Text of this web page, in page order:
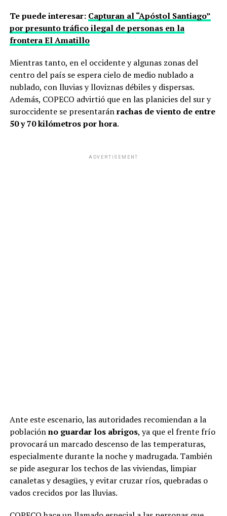
Te puede interesar: Capturan al “Apóstol Santiago”
por presunto tráfico ilegal de personas en la
frontera El Amatillo
Mientras tanto, en el occidente y algunas zonas del
centro del país se espera cielo de medio nublado a
nublado, con lluvias y lloviznas débiles y dispersas.
Además, COPECO advirtió que en las planicies del sur y
suroccidente se presentaránrachas de viento de entre
50 y 70 kilómetros por hora.
ADVERTISEMENT
Ante este escenario, las autoridades recomiendan a la
poblaciónno guardar los abrigos, ya que el frente frío
provocará un marcado descenso de las temperaturas,
especialmente durante la noche y madrugada. También
se pide asegurar los techos de las viviendas, limpiar
canaletas y desagües, y evitar cruzar ríos, quebradas o
vados crecidos por las lluvias.